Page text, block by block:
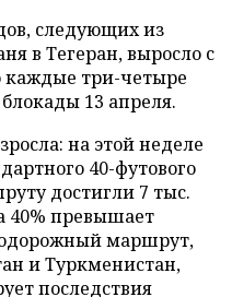
следующих из
в Тегеран, выросло с
каждые три-четыре
13 апреля.
на этой неделе
40-футового
достигли 7 тыс.
40% превышает
маршрут,
и Туркменистан,
последствия